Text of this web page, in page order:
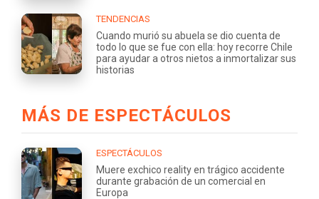
TENDENCIAS
Cuando murió su abuela se dio cuenta de
todo lo que se fue con ella: hoy recorre Chile
para ayudar a otros nietos a inmortalizar sus
historias
MÁS DE ESPECTÁCULOS
ESPECTÁCULOS
Muere exchico reality en trágico accidente
durante grabación de un comercial en
Europa